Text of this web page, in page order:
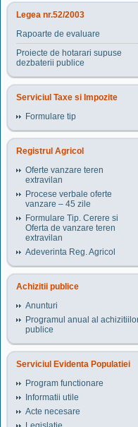
Legea nr.52/2003
Rapoarte de evaluare
Proiecte de hotarari supuse
dezbaterii publice
Serviciul Taxe si Impozite
Formulare tip
Registrul Agricol
Oferte vanzare teren
extravilan
Procese verbale oferte
vanzare – 45 zile
Formulare Tip. Cerere si
Oferta de vanzare teren
extravilan
Adeverinta Reg. Agricol
Achizitii publice
Anunturi
Programul anual al
publice
Serviciul Evidenta Populatiei
Program functionare
Informatii utile
Acte necesare